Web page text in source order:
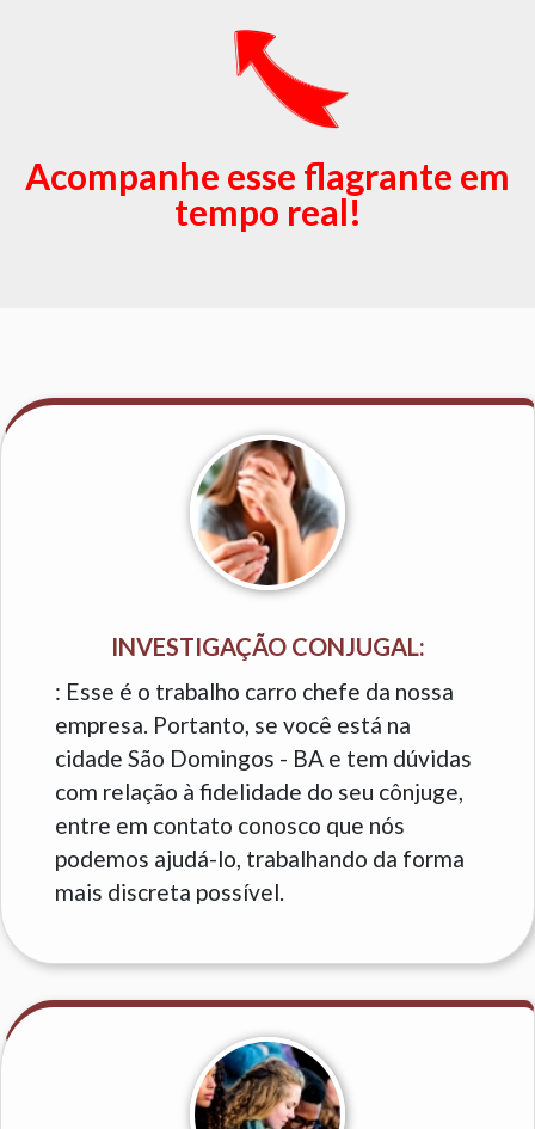
Acompanhe esse flagrante em
tempo real!
INVESTIGAÇÃO CONJUGAL:
: Esse é o trabalho carro chefe da nossa
empresa. Portanto, se você está na
cidade São Domingos - BA e tem dúvidas
com relação à fidelidade do seu cônjuge,
entre em contato conosco que nós
podemos ajudá-lo, trabalhando da forma
mais discreta possível.